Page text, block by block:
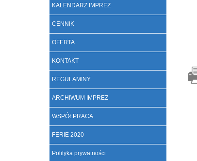
KALENDARZ IMPREZ
CENNIK
OFERTA
KONTAKT
REGULAMINY
ARCHIWUM IMPREZ
WSPÓŁPRACA
FERIE 2020
Polityka prywatności